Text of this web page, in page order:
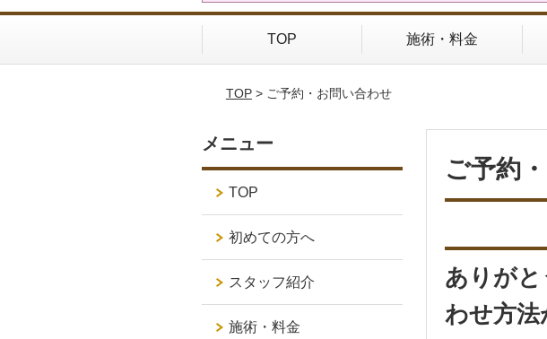
TOP 施術・料金
TOP> ご予約・お問い合わせ
ご予約
ありが
わせ方法
メニュー
TOP
初めての方へ
スタッフ紹介
施術・料金